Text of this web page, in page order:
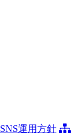
SNS運用方針